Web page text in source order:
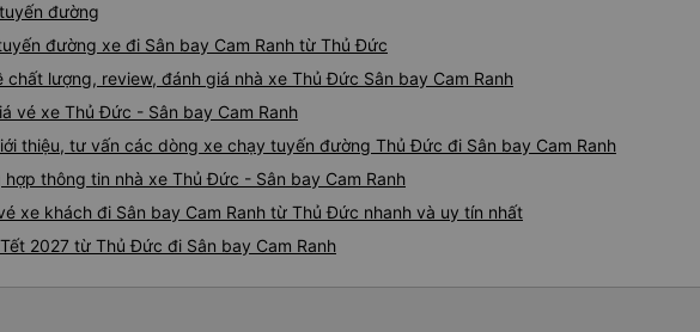
đường
đường xe đi Sân bay Cam Ranh từ Thủ Đức
chất lượng, review, đánh giá nhà xe Thủ Đức Sân bay Cam Ranh
vé xe Thủ Đức - Sân bay Cam Ranh
thiệu, tư vấn các dòng xe chạy tuyến đường Thủ Đức đi Sân bay Cam Ranh
hợp thông tin nhà xe Thủ Đức - Sân bay Cam Ranh
xe khách đi Sân bay Cam Ranh từ Thủ Đức nhanh và uy tín nhất
2027 từ Thủ Đức đi Sân bay Cam Ranh